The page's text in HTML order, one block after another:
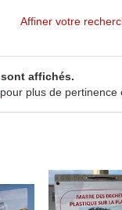
Affiner votre
affichés.
pour plus de pertinence